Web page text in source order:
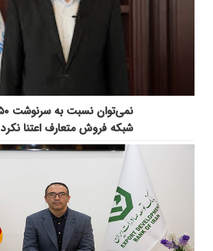
شبکه فروش متعارف اعتنا نکرد